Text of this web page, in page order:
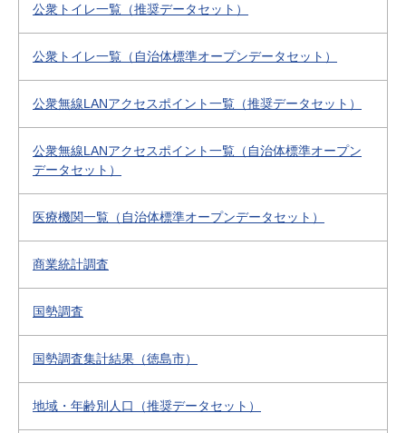
公衆トイレ一覧（推奨データセット）
公衆トイレ一覧（自治体標準オープンデータセット）
公衆無線LANアクセスポイント一覧（推奨データセット）
公衆無線LANアクセスポイント一覧（自治体標準オープン
データセット）
医療機関一覧（自治体標準オープンデータセット）
商業統計調査
国勢調査
国勢調査集計結果（徳島市）
地域・年齢別人口（推奨データセット）